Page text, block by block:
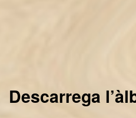
Descarrega